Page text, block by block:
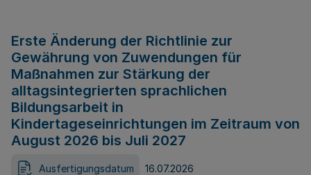
Erste Änderung der Richtlinie zur
Gewährung von Zuwendungen für
Maßnahmen zur Stärkung der
alltagsintegrierten sprachlichen
Bildungsarbeit in
Kindertageseinrichtungen im Zeitraum von
August 2026 bis Juli 2027
Ausfertigungsdatum 16.07.2026